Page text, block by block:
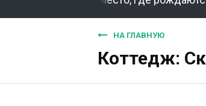
НА ГЛАВНУЮ
Коттедж: